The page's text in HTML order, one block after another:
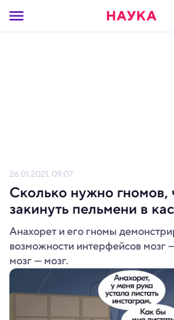
26.01.2021, 09:07
Сколько нужно гномов,
закинуть пельмени в
Анахорет и его гномы
возможности интерфейсов мозг
мозг — мозг.